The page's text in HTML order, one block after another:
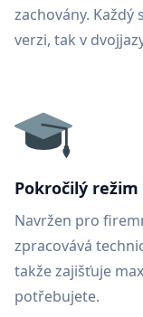
zachovány.
verzi, tak v
Pokročilý
Navržen pro
zpracovává
takže zajišťuje
potřebujete.